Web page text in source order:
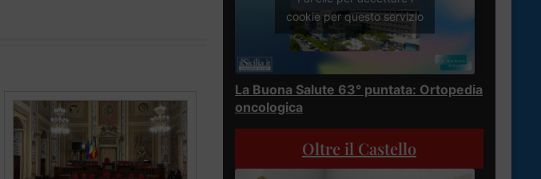
cookie per questo servizio
La Buona Salute 63° puntata: Ortopedia
oncologica
Oltre il Castello